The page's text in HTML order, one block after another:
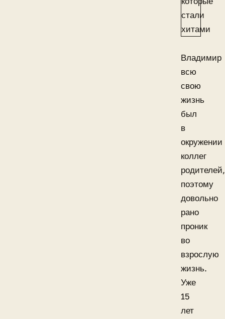
Владимир
всю
свою
жизнь
был
в
окружении
коллег
родителей,
поэтому
довольно
рано
проник
во
взрослую
жизнь.
Уже
15
лет